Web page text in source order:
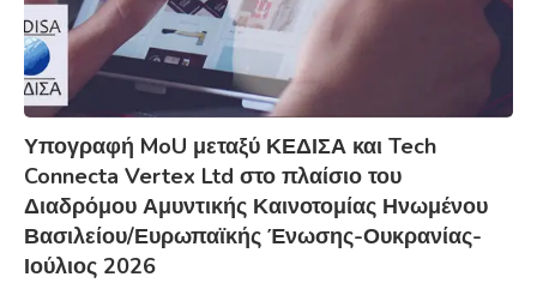
Υπογραφή MoU μεταξύ ΚΕΔΙΣΑ και Tech
Connecta Vertex Ltd στο πλαίσιο του
Διαδρόμου Αμυντικής Καινοτομίας Ηνωμένου
Βασιλείου/Ευρωπαϊκής Ένωσης-Ουκρανίας-
Ιούλιος 2026